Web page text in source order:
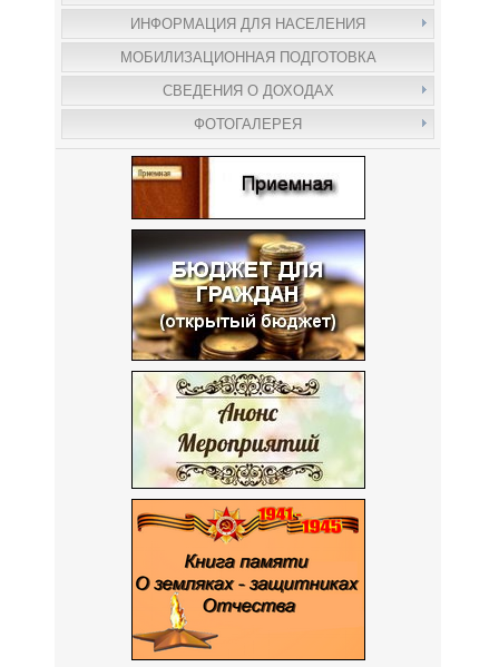
ИНФОРМАЦИЯ ДЛЯ НАСЕЛЕНИЯ
МОБИЛИЗАЦИОННАЯ ПОДГОТОВКА
СВЕДЕНИЯ О ДОХОДАХ
ФОТОГАЛЕРЕЯ